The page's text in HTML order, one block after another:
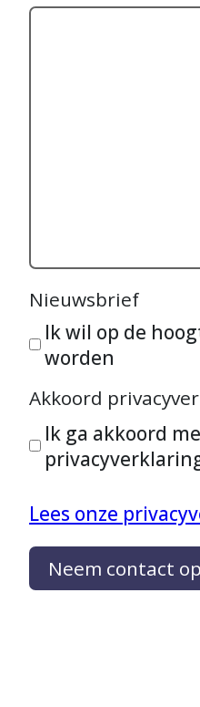
Nieuwsbrief
Ik wil op de
worden
Akkoord
Ik ga akkoord
Lees onze
Neem contact op